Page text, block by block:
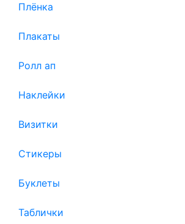
Плёнка
Плакаты
Ролл ап
Наклейки
Визитки
Стикеры
Буклеты
Таблички